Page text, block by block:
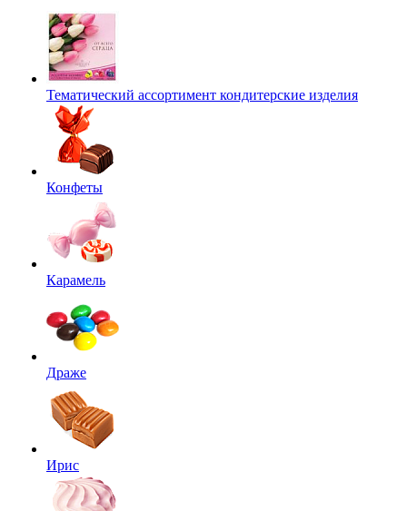
Тематический ассортимент кондитерские изделия
Конфеты
Карамель
Драже
Ирис